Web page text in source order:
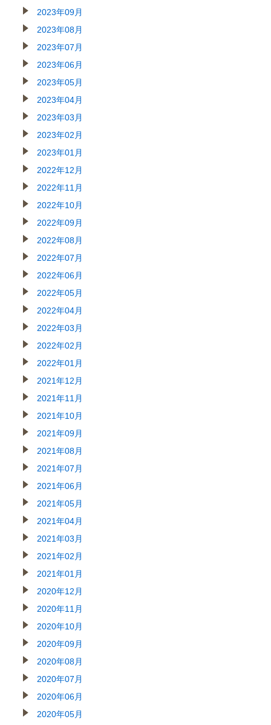
2023年09月
2023年08月
2023年07月
2023年06月
2023年05月
2023年04月
2023年03月
2023年02月
2023年01月
2022年12月
2022年11月
2022年10月
2022年09月
2022年08月
2022年07月
2022年06月
2022年05月
2022年04月
2022年03月
2022年02月
2022年01月
2021年12月
2021年11月
2021年10月
2021年09月
2021年08月
2021年07月
2021年06月
2021年05月
2021年04月
2021年03月
2021年02月
2021年01月
2020年12月
2020年11月
2020年10月
2020年09月
2020年08月
2020年07月
2020年06月
2020年05月